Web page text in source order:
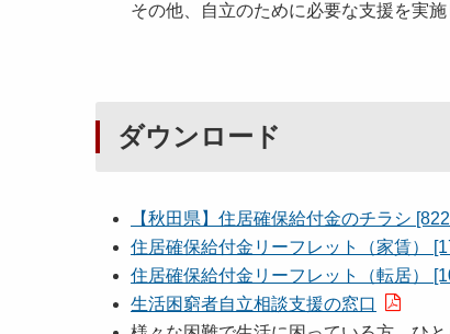
その他、自立のために必要な支援を実施
ダウンロード
【秋田県】住居確保給付金のチラシ
住居確保給付金リーフレット（家賃）
住居確保給付金リーフレット（転居）
生活困窮者自立相談支援の窓口